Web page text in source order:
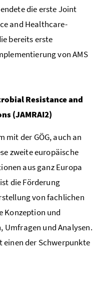
die ersteJoint
and Healthcare-
bereits erste
von AMS
Resistance and
(JAMRAI2)
mit der GÖG, auch an
zweite europäische
aus ganz Europa
ist die Förderung
von fachlichen
Konzeption und
und Analysen.
der Schwerpunkte